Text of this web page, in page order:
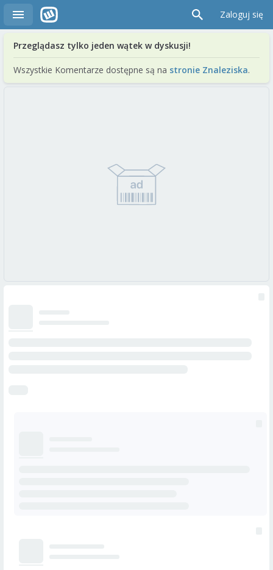
Zaloguj się
Przeglądasz tylko jeden wątek w dyskusji!
Wszystkie Komentarze dostępne są na stronie Znaleziska.